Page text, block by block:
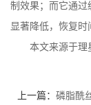
制效果；而它通过
显著降低，恢复时
本文来源于理
上一篇： 磷脂酰